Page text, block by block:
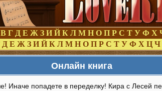
В Г Д Е Ж З И Й К Л М Н О П Р С Т У Ф Х
Д Е Ж З И Й К Л М Н О П Р С Т У Ф Х Ц Ч
Онлайн книга
Иначе попадете в переделку! Кира с Лесей